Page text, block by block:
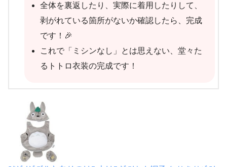
全体を裏返したり、実際に着用したりして、
剥がれている箇所がないか確認したら、完成
です！🎉
これで「ミシンなし」とは思えない、堂々た
るトトロ衣装の完成です！